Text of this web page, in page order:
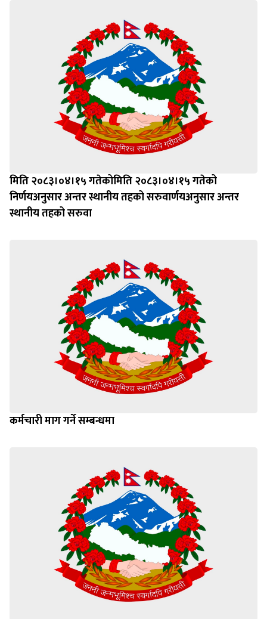
मिति २०८३।०४।१५ गतेकोमिति २०८३।०४।१५ गतेको
निर्णयअनुसार अन्तर स्थानीय तहको सरुवार्णयअनुसार अन्तर
स्थानीय तहको सरुवा
कर्मचारी माग गर्ने सम्बन्धमा